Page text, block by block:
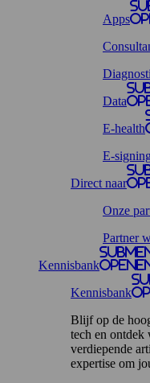
Apps
Data
E-health
E-signing
Direct naar
Onze
Partner
Kennisbank
Kennisbank
Blijf op de
tech en ontdek
verdiepende
expertise om